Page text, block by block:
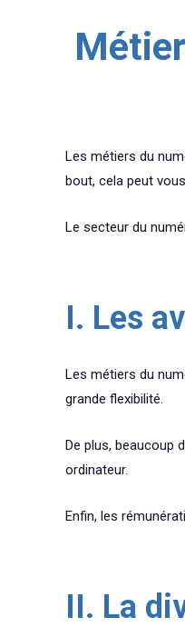
Les métiers du
bout, cela peut
Le secteur du
I. Les
Les métiers du
grande flexibilité.
De plus, beaucoup
ordinateur.
Enfin, les
II. La